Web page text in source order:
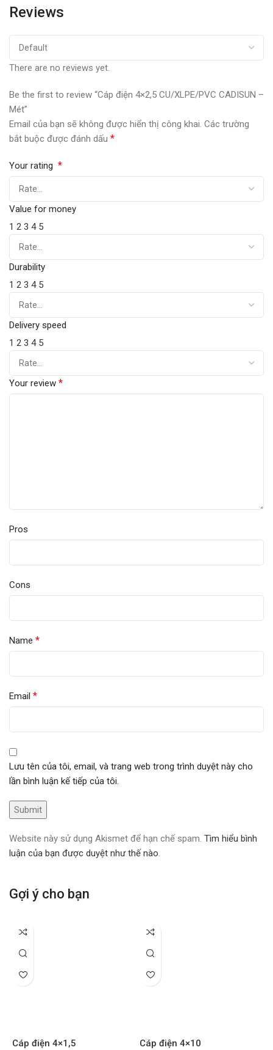
Reviews
There are no reviews yet.
Be the first to review “Cáp điện 4×2,5 CU/XLPE/PVC CADISUN –
Mét”
Email của bạn sẽ không được hiển thị công khai. Các trường
bắt buộc được đánh dấu *
Your rating *
Value for money
1 2 3 4 5
Durability
1 2 3 4 5
Delivery speed
1 2 3 4 5
Your review *
Pros
Cons
Name *
Email *
Lưu tên của tôi, email, và trang web trong trình duyệt này cho
lần bình luận kế tiếp của tôi.
Website này sử dụng Akismet để hạn chế spam. Tìm hiểu bình
luận của bạn được duyệt như thế nào
Gợi ý cho bạn
Cáp điện 4×1,5
Cáp điện 4×10